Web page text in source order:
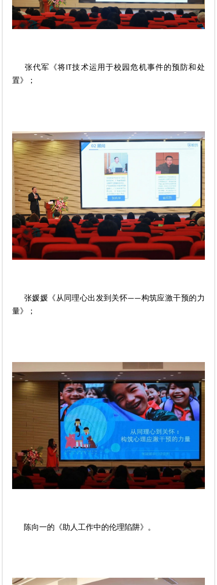
张代军《将IT技术运用于校园危机事件的预防和处
置》；
张媛媛《从同理心出发到关怀——构筑应激干预的力
量》；
陈向一的《助人工作中的伦理陷阱》。